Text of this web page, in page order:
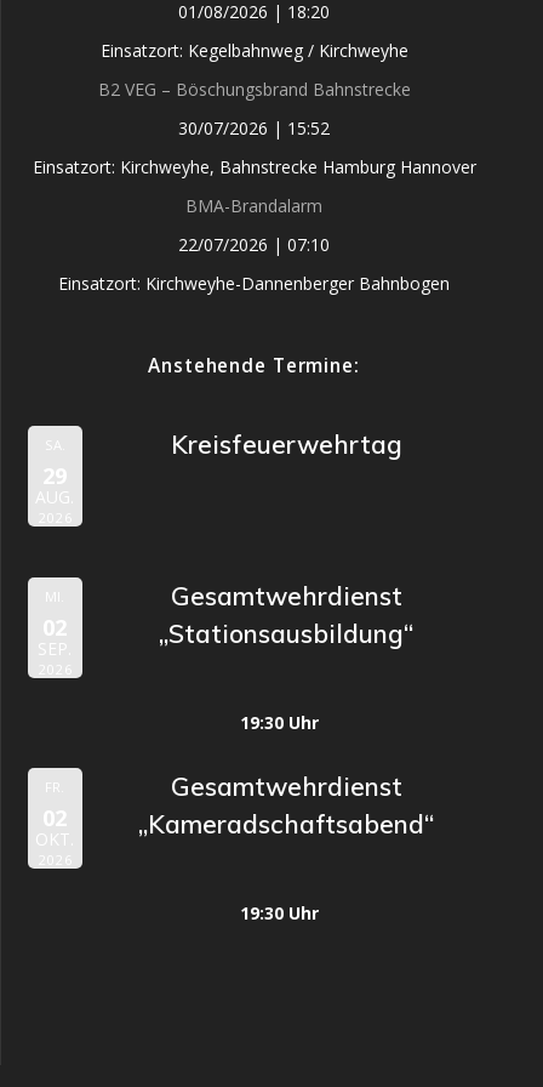
01/08/2026 | 18:20
Einsatzort: Kegelbahnweg / Kirchweyhe
B2 VEG – Böschungsbrand Bahnstrecke
30/07/2026 | 15:52
Einsatzort: Kirchweyhe, Bahnstrecke Hamburg Hannover
BMA-Brandalarm
22/07/2026 | 07:10
Einsatzort: Kirchweyhe-Dannenberger Bahnbogen
Anstehende Termine:
SA.
29
AUG.
2026
Kreisfeuerwehrtag
MI.
02
SEP.
2026
Gesamtwehrdienst
„Stationsausbildung“
19:30 Uhr
FR.
02
OKT.
2026
Gesamtwehrdienst
„Kameradschaftsabend“
19:30 Uhr